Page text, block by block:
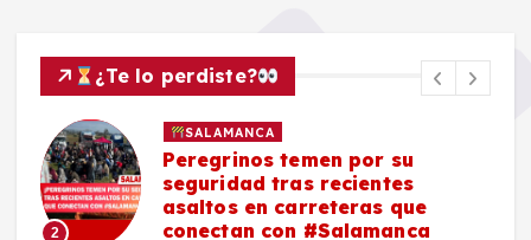
¿Te lo perdiste?
2
SALAMANCA
Peregrinos temen por su
seguridad tras recientes
asaltos en carreteras que
conectan con #Salamanca